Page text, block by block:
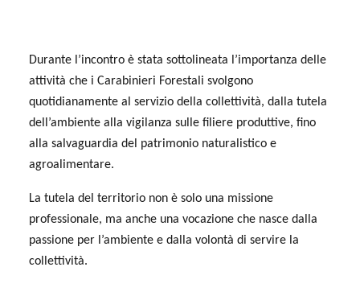
Durante l’incontro è stata sottolineata l’importanza delle
attività che i Carabinieri Forestali svolgono
quotidianamente al servizio della collettività, dalla tutela
dell’ambiente alla vigilanza sulle filiere produttive, fino
alla salvaguardia del patrimonio naturalistico e
agroalimentare.
La tutela del territorio non è solo una missione
professionale, ma anche una vocazione che nasce dalla
passione per l’ambiente e dalla volontà di servire la
collettività.